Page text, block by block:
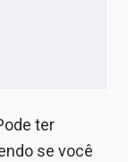
ter
se você